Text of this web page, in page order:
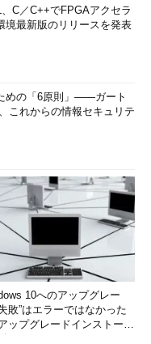
C／C++でFPGAアクセラ
境最新版のリリースを発表
めの「6原則」――ガート
これからの情報セキュリテ
10へのアップグレー
敗”はエラーではなかった
プグレードインストール